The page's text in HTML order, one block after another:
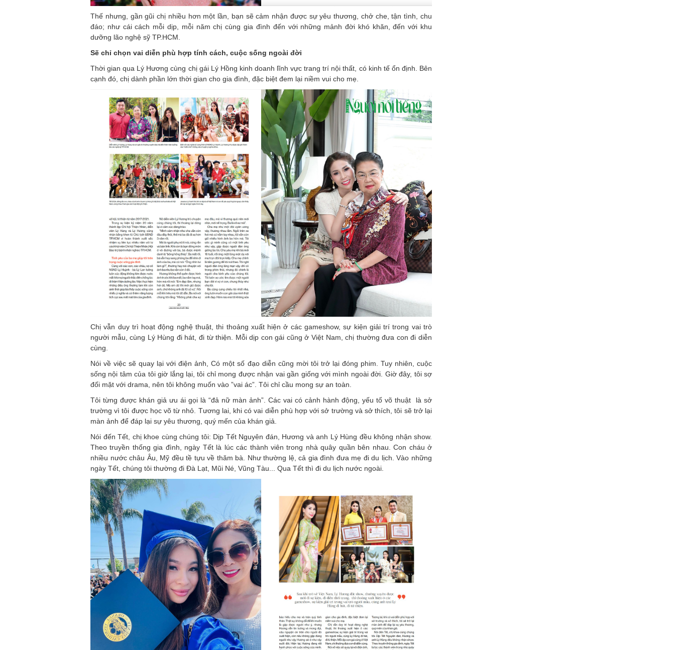
Thế nhưng, gần gũi chị nhiều hơn một lần, bạn sẽ cảm nhận được sự yêu thương, chở che, tận tình, chu
đáo; như cái cách mỗi dịp, mỗi năm chị cùng gia đình đến với những mảnh đời khó khăn, đến với khu
dưỡng lão nghệ sỹ TP.HCM.
Sẽ chỉ chọn vai diễn phù hợp tính cách, cuộc sống ngoài đời
Thời gian qua Lý Hương cùng chị gái Lý Hồng kinh doanh lĩnh vực trang trí nội thất, có kinh tế ổn định. Bên
cạnh đó, chị dành phần lớn thời gian cho gia đình, đặc biệt đem lại niềm vui cho mẹ.
Chị vẫn duy trì hoạt động nghệ thuật, thi thoảng xuất hiện ở các gameshow, sự kiện giải trí trong vai trò
người mẫu, cùng Lý Hùng đi hát, đi từ thiện. Mỗi dịp con gái cũng ở Việt Nam, chị thường đưa con đi diễn
cùng.
Nói về việc sẽ quay lại với điện ảnh, Có một số đạo diễn cũng mời tôi trở lại đóng phim. Tuy nhiên, cuộc
sống nội tâm của tôi giờ lắng lại, tôi chỉ mong được nhận vai gần giống với mình ngoài đời. Giờ đây, tôi sợ
đối mặt với drama, nên tôi không muốn vào ”vai ác”. Tôi chỉ cầu mong sự an toàn.
Tôi từng được khán giả ưu ái gọi là “đả nữ màn ảnh”. Các vai có cảnh hành động, yếu tố võ thuật là sở
trường vì tôi được học võ từ nhỏ. Tương lai, khi có vai diễn phù hợp với sở trường và sở thích, tôi sẽ trở lại
màn ảnh để đáp lại sự yêu thương, quý mến của khán giả.
Nói đến Tết, chị khoe cùng chúng tôi: Dịp Tết Nguyên đán, Hương và anh Lý Hùng đều không nhận show.
Theo truyền thống gia đình, ngày Tết là lúc các thành viên trong nhà quây quần bên nhau. Con cháu ở
nhiều nước châu Âu, Mỹ đều tề tựu về thăm bà. Như thường lệ, cả gia đình đưa mẹ đi du lịch. Vào những
ngày Tết, chúng tôi thường đi Đà Lạt, Mũi Né, Vũng Tàu... Qua Tết thì đi du lịch nước ngoài.